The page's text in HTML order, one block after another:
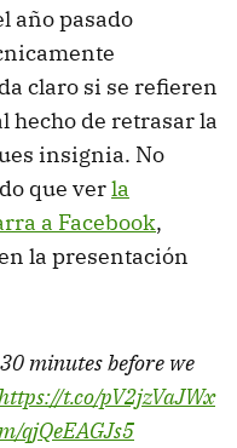
año pasado
claro si se refieren
hecho de retrasar la
insignia. No
que verla
a Facebook,
la presentación
minutes before we
t.co/pV2jzVaJWx
qjQeEAGJs5